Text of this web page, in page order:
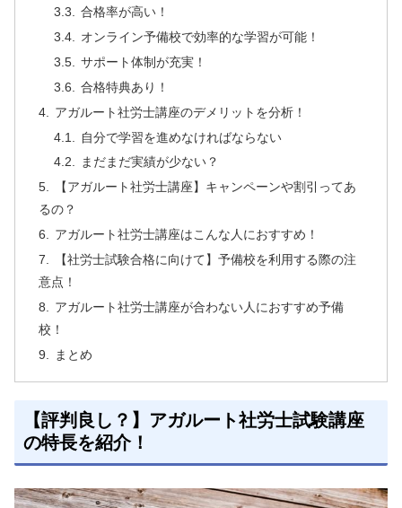
合格率が高い！
オンライン予備校で効率的な学習が可能！
サポート体制が充実！
合格特典あり！
アガルート社労士講座のデメリットを分析！
自分で学習を進めなければならない
まだまだ実績が少ない？
【アガルート社労士講座】キャンペーンや割引ってあ
るの？
アガルート社労士講座はこんな人におすすめ！
【社労士試験合格に向けて】予備校を利用する際の注
意点！
アガルート社労士講座が合わない人におすすめ予備
校！
まとめ
【評判良し？】アガルート社労士試験講座
の特長を紹介！